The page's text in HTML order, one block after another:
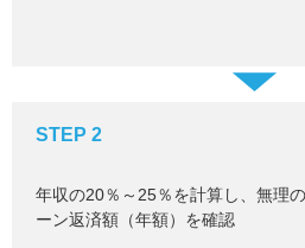
STEP 2
年収の20％～25％を計算し、無理
ーン返済額（年額）を確認